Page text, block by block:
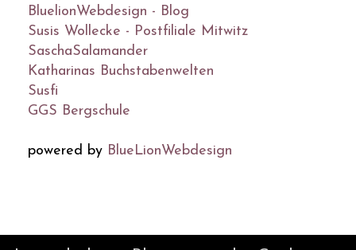
BluelionWebdesign - Blog
Susis Wollecke - Postfiliale Mitwitz
SaschaSalamander
Katharinas Buchstabenwelten
Susfi
GGS Bergschule
powered by BlueLionWebdesign